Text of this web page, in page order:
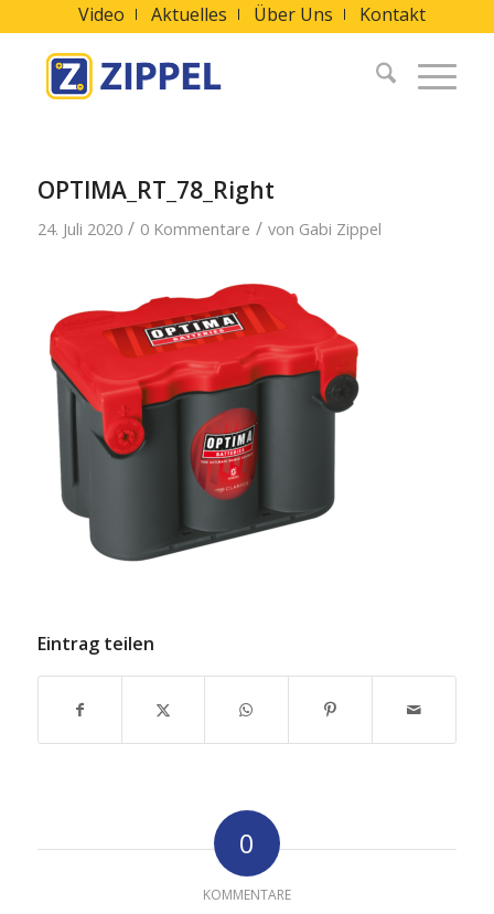
Video Aktuelles Über Uns Kontakt
OPTIMA_RT_78_Right
24. Juli 2020 / 0 Kommentare / von Gabi Zippel
Eintrag teilen
0
KOMMENTARE